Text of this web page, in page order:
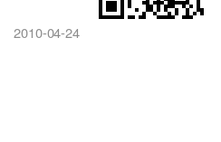
2010-04-24